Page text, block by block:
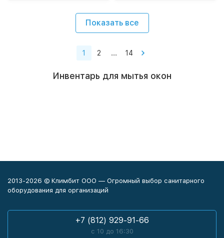
Показать все
1 2 ... 14
Инвентарь для мытья окон
2013-2026 © Климбит ООО — Огромный выбор санитарного
оборудования для организаций
+7 (812) 929-91-66
с 10 до 16:30